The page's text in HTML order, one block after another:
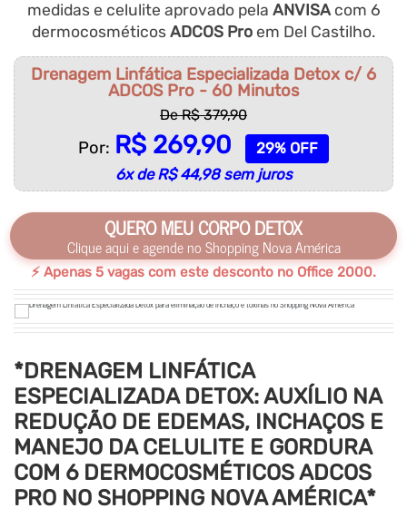
medidas e celulite aprovado pela ANVISAcom 6
dermocosméticos ADCOS Pro em Del Castilho.
Drenagem Linfática Especializada Detox c/ 6
ADCOS Pro - 60 Minutos
De R$ 379,90
Por: R$ 269,90 29% OFF
6x de R$ 44,98 sem juros
QUERO MEU CORPO DETOX
Clique aqui e agende no Shopping Nova América
⚡ Apenas 5 vagas com este desconto no Office 2000.
*DRENAGEM LINFÁTICA
ESPECIALIZADA DETOX: AUXÍLIO NA
REDUÇÃO DE EDEMAS, INCHAÇOS E
MANEJO DA CELULITE E GORDURA
COM 6 DERMOCOSMÉTICOS ADCOS
PRO NO SHOPPING NOVA AMÉRICA*